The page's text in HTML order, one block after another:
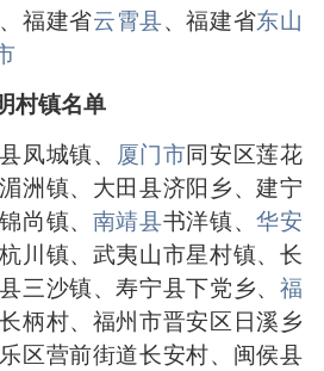
、福建省云霄县、福建省东山
村镇名单
凤城镇、 厦门市同安区莲花
洲镇、大田县济阳乡、建宁
锦尚镇、 南靖县书洋镇、华安
川镇、武夷山市星村镇、长
三沙镇、寿宁县下党乡、福
柄村、福州市晋安区日溪乡
区营前街道长安村、闽侯县